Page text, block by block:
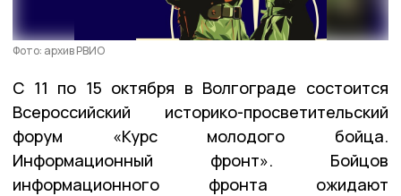
Фото: архив РВИО
С 11 по 15 октября в Волгограде состоится
Всероссийский историко-просветительский
форум «Курс молодого бойца.
Информационный фронт». Бойцов
информационного фронта ожидают